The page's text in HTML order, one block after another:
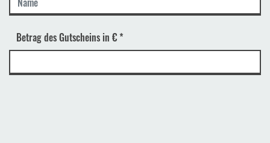
Betrag des Gutscheins in €*